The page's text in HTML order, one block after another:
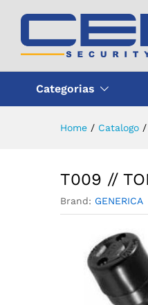
Categorias
Home / Catalogo /
T009 //
Brand: GENERICA